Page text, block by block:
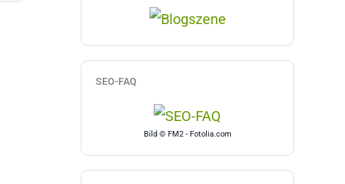
SEO-FAQ
Bild © FM2 - Fotolia.com